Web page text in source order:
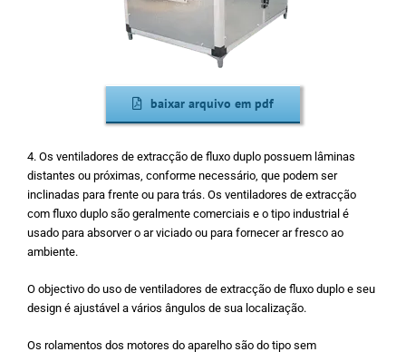
baixar arquivo em pdf
4. Os ventiladores de extracção de fluxo duplo possuem lâminas
distantes ou próximas, conforme necessário, que podem ser
inclinadas para frente ou para trás. Os ventiladores de extracção
com fluxo duplo são geralmente comerciais e o tipo industrial é
usado para absorver o ar viciado ou para fornecer ar fresco ao
ambiente.
O objectivo do uso de ventiladores de extracção de fluxo duplo e seu
design é ajustável a vários ângulos de sua localização.
Os rolamentos dos motores do aparelho são do tipo sem